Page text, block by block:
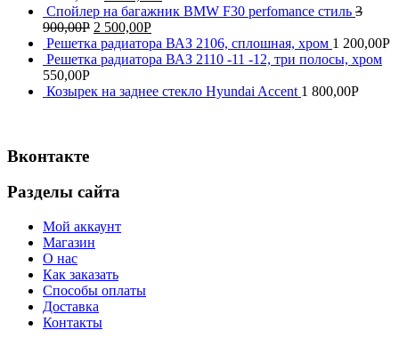
Спойлер на багажник BMW F30 perfomance стиль 3
900,00Р 2 500,00Р
Решетка радиатора ВАЗ 2106, сплошная, хром 1 200,00Р
Решетка радиатора ВАЗ 2110 -11 -12, три полосы, хром
550,00Р
Козырек на заднее стекло Hyundai Accent 1 800,00Р
Вконтакте
Разделы сайта
Мой аккаунт
Магазин
О нас
Как заказать
Способы оплаты
Доставка
Контакты